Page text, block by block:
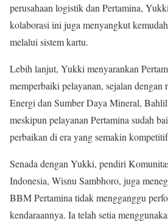
perusahaan logistik dan Pertamina,
kolaborasi ini juga menyangkut
melalui sistem kartu.
Lebih lanjut, Yukki menyarankan
memperbaiki pelayanan, sejalan dengan
Energi dan Sumber Daya Mineral,
meskipun pelayanan Pertamina sudah
perbaikan di era yang semakin
Senada dengan Yukki, pendiri
Indonesia, Wisnu Sambhoro, juga
BBM Pertamina tidak mengganggu
kendaraannya. Ia telah setia